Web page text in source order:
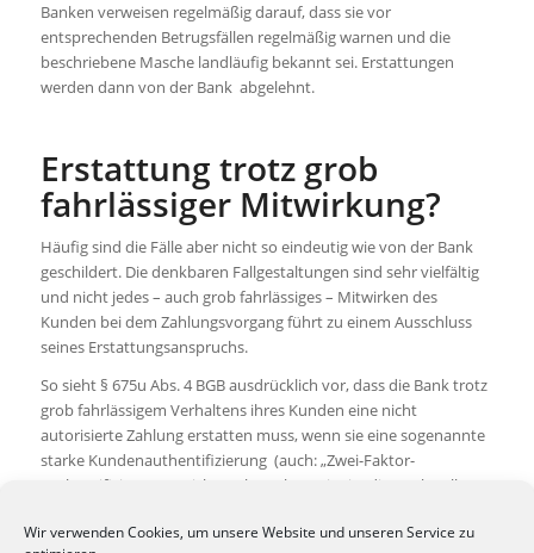
Wir verwenden Cookies, um unsere Website und unseren Service zu
Banken verweisen regelmäßig darauf, dass sie vor
entsprechenden Betrugsfällen regelmäßig warnen und die
beschriebene Masche landläufig bekannt sei. Erstattungen
werden dann von der Bank abgelehnt.
Erstattung trotz grob
fahrlässiger Mitwirkung?
Häufig sind die Fälle aber nicht so eindeutig wie von der Bank
geschildert. Die denkbaren Fallgestaltungen sind sehr vielfältig
und nicht jedes – auch grob fahrlässiges – Mitwirken des
Kunden bei dem Zahlungsvorgang führt zu einem Ausschluss
seines Erstattungsanspruchs.
So sieht § 675u Abs. 4 BGB ausdrücklich vor, dass die Bank trotz
grob fahrlässigem Verhaltens ihres Kunden eine nicht
autorisierte Zahlung erstatten muss, wenn sie eine sogenannte
starke Kundenauthentifizierung (auch: „Zwei-Faktor-
Authentifizierung“) nicht verlangt hat. Hier ist die Bank voll
streitige Zahlungsvorgang sowohl mit den Zugangsdaten des